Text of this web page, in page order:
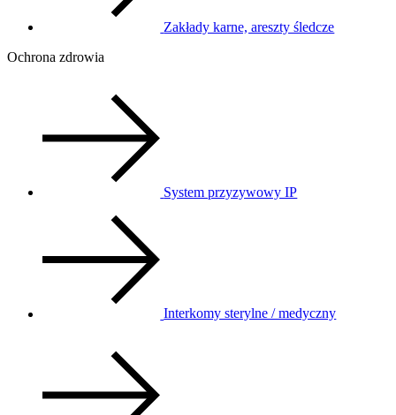
Zakłady karne, areszty śledcze
Ochrona zdrowia
System przyzywowy IP
Interkomy sterylne / medyczny